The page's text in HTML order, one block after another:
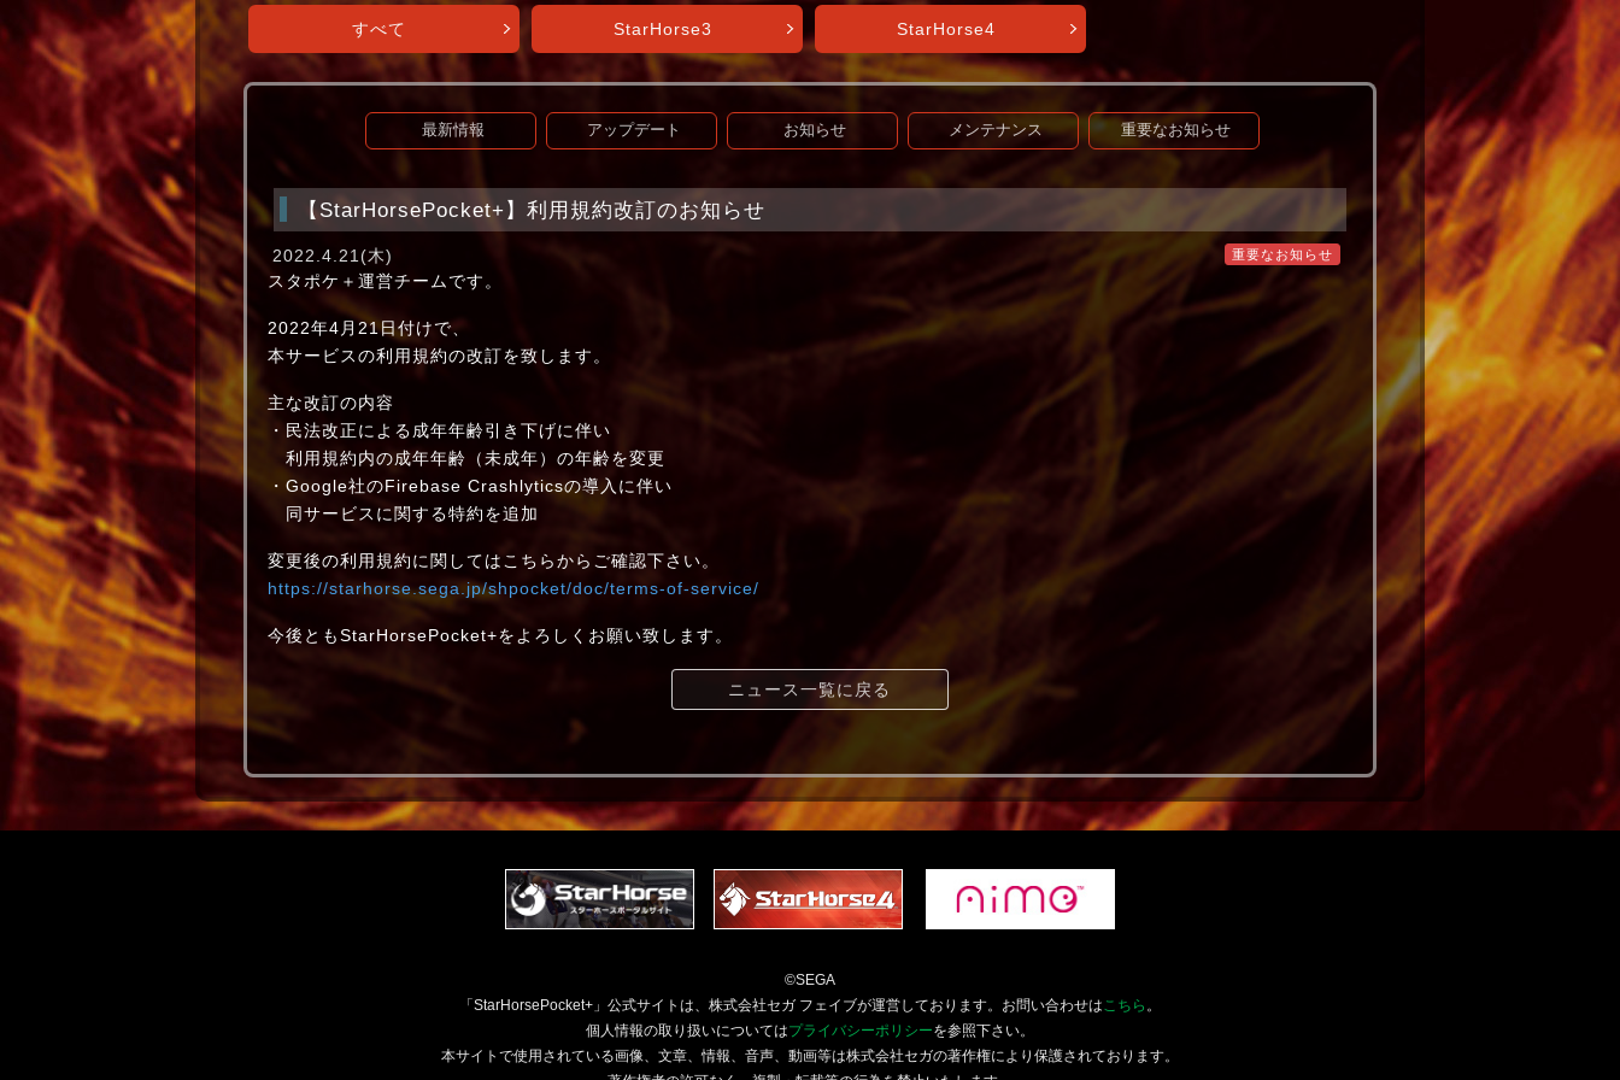
すべて StarHorse3 StarHorse4
最新情報 アップデート お知らせ メンテナンス 重要なお知らせ
【StarHorsePocket+】利用規約改訂のお知らせ
重要なお知らせ
2022.4.21(木)
スタポケ＋運営チームです。
2022年4月21日付けで、
本サービスの利用規約の改訂を致します。
主な改訂の内容
・民法改正による成年年齢引き下げに伴い
利用規約内の成年年齢（未成年）の年齢を変更
・Google社のFirebase Crashlyticsの導入に伴い
同サービスに関する特約を追加
変更後の利用規約に関してはこちらからご確認下さい。
https://starhorse.sega.jp/shpocket/doc/terms-of-service/
今後ともStarHorsePocket+をよろしくお願い致します。
ニュース一覧に戻る
©SEGA
「StarHorsePocket+」公式サイトは、株式会社セガ フェイブが運営しております。お問い合わせは こちら 。
個人情報の取り扱いについてはプライバシーポリシーを参照下さい。
本サイトで使用されている画像、文章、情報、音声、動画等は株式会社セガの著作権により保護されております。